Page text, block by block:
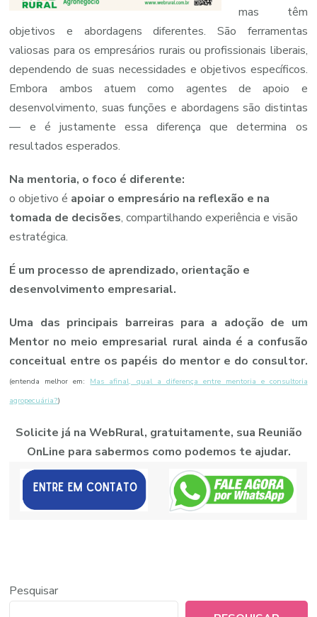
mas têm
objetivos e abordagens diferentes. São ferramentas
valiosas para os empresários rurais ou profissionais liberais,
dependendo de suas necessidades e objetivos específicos.
Embora ambos atuem como agentes de apoio e
desenvolvimento, suas funções e abordagens são distintas
— e é justamente essa diferença que determina os
resultados esperados.
Na mentoria, ofoco é diferente:
oobjetivoé apoiaro empresário na reflexão e na
tomada de decisões,compartilhandoexperiênciaevisão
estratégica.
É um processo de aprendizado, orientação e
desenvolvimento empresarial.
Uma das principais barreiras para a adoção de um
Mentor no meio empresarial rural ainda é a confusão
conceitual entre os papéis do mentor e do consultor.
(entenda melhor em: Mas afinal, qual a diferença entre mentoria e consultoria
agropecuária?)
Solicite já na WebRural, gratuitamente, sua Reunião
OnLine para sabermos como podemos te ajudar.
Pesquisar